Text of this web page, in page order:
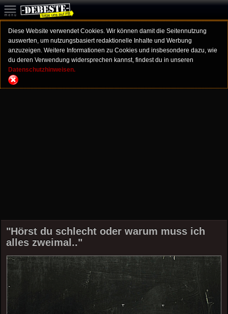
Diese Website verwendet Cookies. Wir können damit die Seitennutzung
auswerten, um nutzungsbasiert redaktionelle Inhalte und Werbung
anzuzeigen. Weitere Informationen zu Cookies und insbesondere dazu, wie
du deren Verwendung widersprechen kannst, findest du in unseren
Datenschutzhinweisen.
"Hörst du schlecht oder warum muss ich
alles zweimal.."